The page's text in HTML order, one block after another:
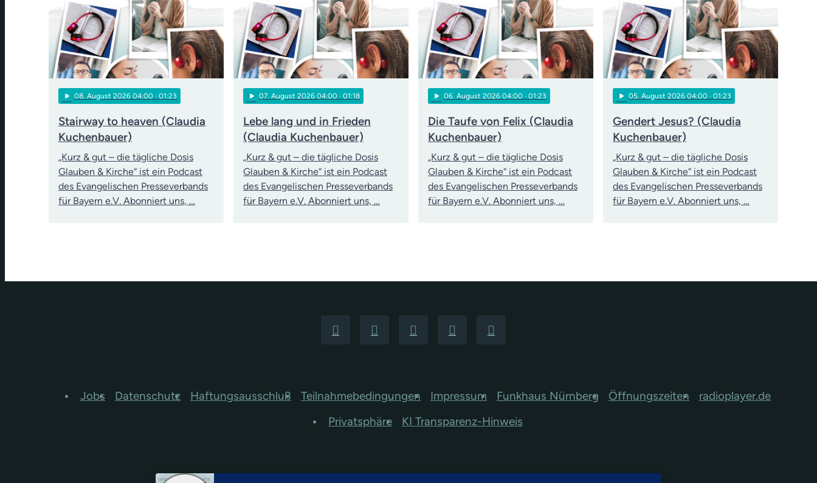
play_arrow 08 . August 2026 04:00 · 01:23
Stairway to heaven (Claudia
Kuchenbauer)
„Kurz & gut – die tägliche Dosis
Glauben & Kirche“ ist ein Podcast
des Evangelischen Presseverbands
für Bayern e.V. Abonniert uns, …
play_arrow 07 . August 2026 04:00 · 01:18
Lebe lang und in Frieden
(Claudia Kuchenbauer)
„Kurz & gut – die tägliche Dosis
Glauben & Kirche“ ist ein Podcast
des Evangelischen Presseverbands
für Bayern e.V. Abonniert uns, …
play_arrow 06 . August 2026 04:00 · 01:23
Die Taufe von Felix (Claudia
Kuchenbauer)
„Kurz & gut – die tägliche Dosis
Glauben & Kirche“ ist ein Podcast
des Evangelischen Presseverbands
für Bayern e.V. Abonniert uns, …
play_arrow 05 . August 2026 04:00 · 01:23
Gendert Jesus? (Claudia
Kuchenbauer)
„Kurz & gut – die tägliche Dosis
Glauben & Kirche“ ist ein Podcast
des Evangelischen Presseverbands
für Bayern e.V. Abonniert uns, …
Jobs Datenschutz Haftungsausschluß Teilnahmebedingungen Impressum Funkhaus Nürnberg Öffnungszeiten
radioplayer.de
Privatsphäre
KI Transparenz-Hinweis